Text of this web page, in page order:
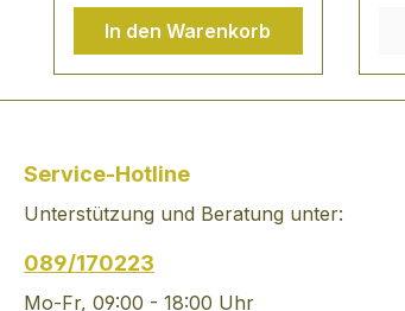
In den Warenkorb
Service-Hotline
Unterstützung und Beratung unter:
089/170223
Mo-Fr, 09:00 - 18:00 Uhr